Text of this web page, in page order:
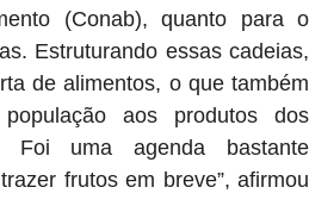
(Conab), quanto para o
Estruturando essas cadeias,
de alimentos, o que também
aos produtos dos
Foi uma agenda bastante
frutos em breve”, afirmou